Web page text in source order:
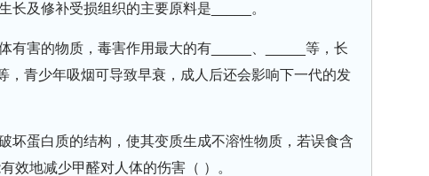
长及修补受损组织的主要原料是_____。
有害的物质，毒害作用最大的有_____、_____等，长
，青少年吸烟可导致早衰，成人后还会影响下一代的发
坏蛋白质的结构，使其变质生成不溶性物质，若误食含
效地减少甲醛对人体的伤害（ ）。